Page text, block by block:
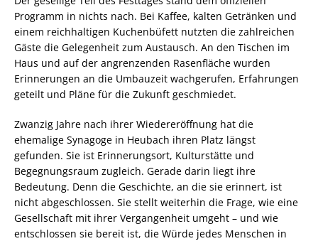
Programm in nichts nach. Bei Kaffee, kalten Getränken und
einem reichhaltigen Kuchenbüfett nutzten die zahlreichen
Gäste die Gelegenheit zum Austausch. An den Tischen im
Haus und auf der angrenzenden Rasenfläche wurden
Erinnerungen an die Umbauzeit wachgerufen, Erfahrungen
geteilt und Pläne für die Zukunft geschmiedet.
Zwanzig Jahre nach ihrer Wiedereröffnung hat die
ehemalige Synagoge in Heubach ihren Platz längst
gefunden. Sie ist Erinnerungsort, Kulturstätte und
Begegnungsraum zugleich. Gerade darin liegt ihre
Bedeutung. Denn die Geschichte, an die sie erinnert, ist
nicht abgeschlossen. Sie stellt weiterhin die Frage, wie eine
Gesellschaft mit ihrer Vergangenheit umgeht – und wie
entschlossen sie bereit ist, die Würde jedes Menschen in